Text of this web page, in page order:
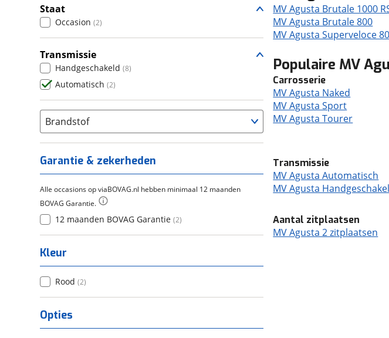
Staat
Occasion (2)
Transmissie
Handgeschakeld (8)
Automatisch (2)
Brandstof
Garantie & zekerheden
Alle occasions op viaBOVAG.nl hebben minimaal 12 maanden
BOVAG Garantie.
12 maanden BOVAG Garantie (2)
Kleur
Rood (2)
Opties
MV Agusta Brutale 1000
MV Agusta Brutale 800
MV Agusta Superveloce
Populaire MV
Carrosserie
MV Agusta Naked
MV Agusta Sport
MV Agusta Tourer
Transmissie
MV Agusta Automatisch
MV Agusta
Aantal zitplaatsen
MV Agusta 2 zitplaatsen